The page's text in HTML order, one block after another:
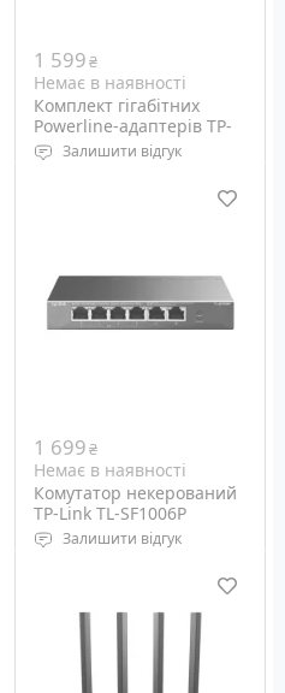
1 599₴
Немає в наявності
Комплект гігабітних
Powerline-адаптерів TP-
Link AV500 TL-PA4010 KIT
Залишити відгук
Набір із 2 шт Powerline-
мережевого обладнання
електромережею 220
Вольт зі швидкістю до
1 699₴
Немає в наявності
Комутатор некерований
TP-Link TL-SF1006P
Залишити відгук
Порти: Ethernet 10/100M
RJ-45 – 6 шт (PoE out – 4